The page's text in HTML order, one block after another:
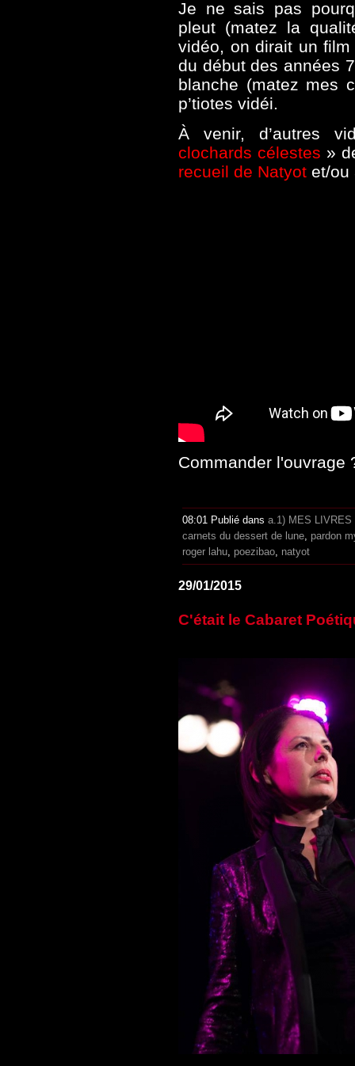
Je ne sais pas
pleut (matez la
vidéo, on dirait un
du début des années
blanche (matez mes
p’tiotes vidéi.
À venir, d’autres
clochards célestes »
recueil de Natyot et/ou
Commander l'ouvrage
08:01 Publié dans a.1) MES LIVRES
carnets du dessert de lune pardon
roger lahu poezibao natyot
29/01/2015
C'était le Cabaret